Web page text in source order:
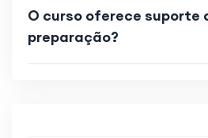
O curso oferece suporte
preparação?